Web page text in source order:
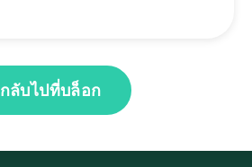
กลับไปที่บล็อก